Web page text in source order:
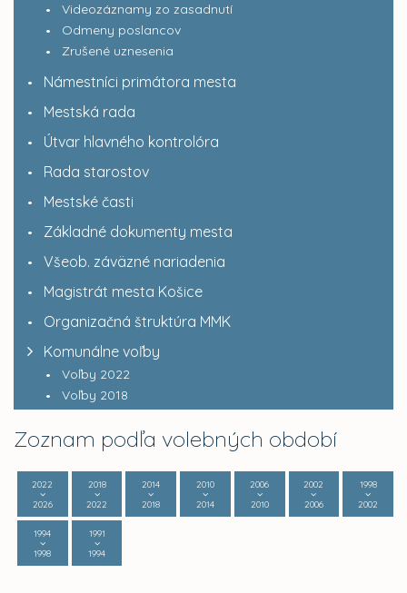
Videozáznamy zo zasadnutí
Odmeny poslancov
Zrušené uznesenia
Námestníci primátora mesta
Mestská rada
Útvar hlavného kontrolóra
Rada starostov
Mestské časti
Základné dokumenty mesta
Všeob. záväzné nariadenia
Magistrát mesta Košice
Organizačná štruktúra MMK
Komunálne voľby
Voľby 2022
Voľby 2018
Zoznam podľa volebných období
2022
2026
2018
2022
2014
2018
2010
2014
2006
2010
2002
2006
1998
2002
1994
1998
1991
1994